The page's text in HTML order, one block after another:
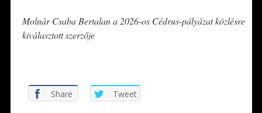
Molnár Csaba Bertalan a 2026-os Cédrus-pályázat közlésre
kiválasztott szerzője
Share Tweet